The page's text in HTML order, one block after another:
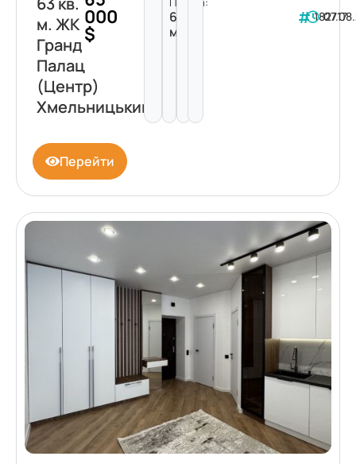
м. ЖК
Гранд
Палац
(Центр)
Хмельницький
000
$
63
м²
182717
Перейти